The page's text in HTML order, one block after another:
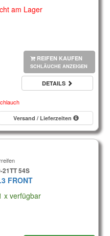
am Lager
REIFEN KAUFEN
SCHLÄUCHE ANZEIGEN
DETAILS
Versand / Lieferzeiten
21TT 54S
FRONT
x verfügbar